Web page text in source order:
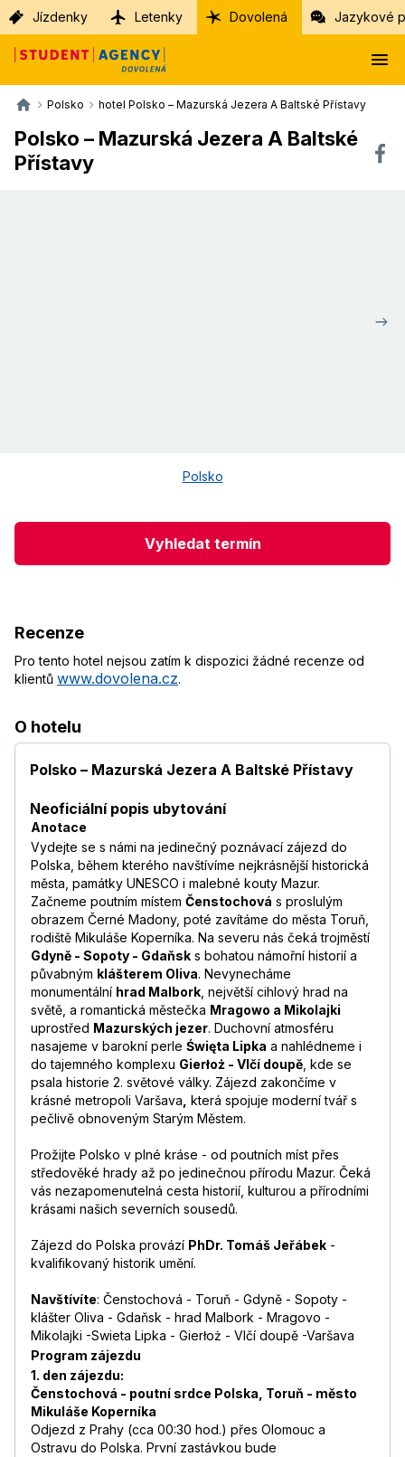
Jízdenky Letenky Dovolená Jazykové
Polsko hotel Polsko – Mazurská Jezera A Baltské Přístavy
Polsko – Mazurská Jezera A Baltské
Přístavy
Polsko
Vyhledat termín
Recenze
Pro tento hotel nejsou zatím k dispozici žádné recenze od
klientů www.dovolena.cz.
O hotelu
Polsko – Mazurská Jezera A Baltské Přístavy
Neoficiální popis ubytování
Anotace
Vydejte se s námi na jedinečný poznávací zájezd do
Polska, během kterého navštívíme nejkrásnější historická
města, památky UNESCO i malebné kouty Mazur.
Začneme poutním místem Čenstochová s proslulým
obrazem Černé Madony, poté zavítáme do města Toruň,
rodiště Mikuláše Koperníka. Na severu nás čeká trojměstí
Gdyně - Sopoty - Gdaňsk s bohatou námořní historií a
půvabným klášterem Oliva. Nevynecháme
monumentální hrad Malbork , největší cihlový hrad na
světě, a romantická městečka Mragowo a Mikolajki
uprostřed Mazurských jezer. Duchovní atmosféru
nasajeme v barokní perle Święta Lipka a nahlédneme i
do tajemného komplexu Gierłoż - Vlčí doupě , kde se
psala historie 2. světové války. Zájezd zakončíme v
krásné metropoli Varšava která spojuje moderní tvář s
pečlivě obnoveným Starým Městem.
Prožijte Polsko v plné kráse - od poutních míst přes
středověké hrady až po jedinečnou přírodu Mazur. Čeká
vás nezapomenutelná cesta historií, kulturou a přírodními
krásami našich severních sousedů.
Zájezd do Polska provází PhDr. Tomáš Jeřábek -
kvalifikovaný historik umění.
Navštívíte: Čenstochová - Toruň - Gdyně - Sopoty -
klášter Oliva - Gdaňsk - hrad Malbork - Mragovo -
Mikolajki -Swieta Lipka - Gierłoż - Vlčí doupě -Varšava
Program zájezdu
1. den zájezdu:
Čenstochová - poutní srdce Polska, Toruň - město
Mikuláše Koperníka
Odjezd z Prahy (cca 00:30 hod.) přes Olomouc a
Ostravu do Polska. První zastávkou bude